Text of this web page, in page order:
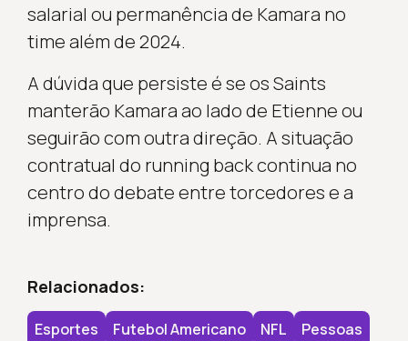
salarial ou permanência de Kamara no
time além de 2024.
A dúvida que persiste é se os Saints
manterão Kamara ao lado de Etienne ou
seguirão com outra direção. A situação
contratual do running back continua no
centro do debate entre torcedores e a
imprensa.
Relacionados:
Esportes Futebol Americano NFL Pessoas